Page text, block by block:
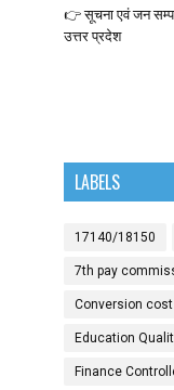
👉 सूचना एवं जन
उत्तर प्रदेश
LABELS
17140/18150
7th pay
Conversion cost
Education
Finance